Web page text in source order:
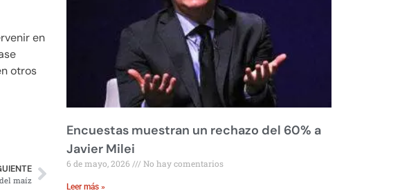
en
otros
maíz
Encuestas muestran un rechazo del 60% a
Javier Milei
6 de mayo, 2026 No hay comentarios
Leer más »